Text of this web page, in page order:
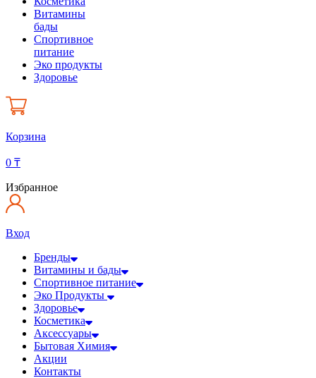
Витамины
бады
Спортивное
питание
Эко продукты
Здоровье
Корзина
0 ₸
Избранное
Вход
Бренды
Витамины и бады
Спортивное питание
Эко Продукты
Здоровье
Косметика
Аксессуары
Бытовая Химия
Акции
Контакты